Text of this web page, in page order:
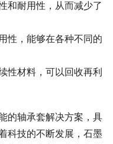
和耐用性，从而减少了
性，能够在各种不同的
性材料，可以回收再利
的轴承套解决方案，具
科技的不断发展，石墨